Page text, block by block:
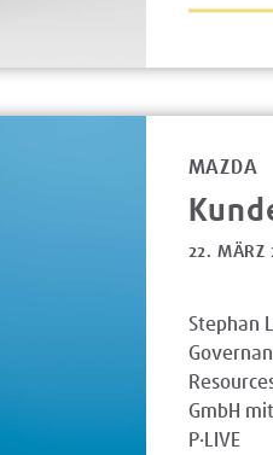
MAZDA
22. MÄRZ
Stephan
GmbH
P·LIVE